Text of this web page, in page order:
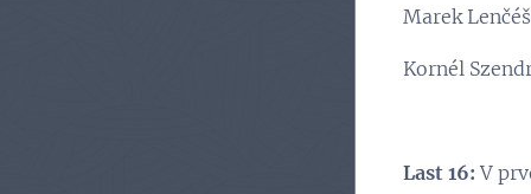
Marek
Kornél
Last 16: V